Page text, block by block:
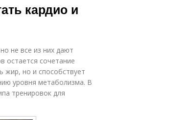
кардио и
не все из них дают
остается сочетание
жир, но и способствует
уровня метаболизма. В
тренировок для